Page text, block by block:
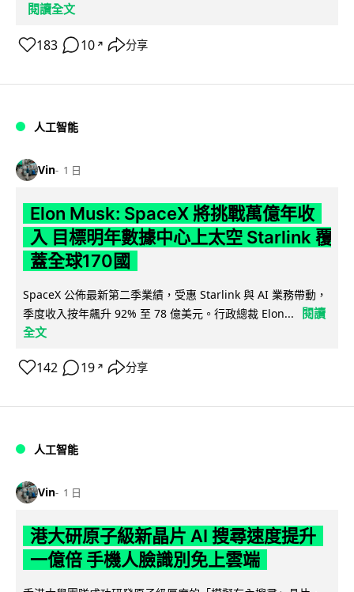
閱讀全文
183 10 ↗ 分享
人工智能
Vin 1 日
Elon Musk: SpaceX 將挑戰萬億年收
入 目標明年數據中心上太空 Starlink 覆
蓋全球170國
SpaceX 公佈最新第二季業績，受惠 Starlink 與 AI 業務帶動，
季度收入按年飆升 92% 至 78 億美元。行政總裁 Elon...
閱讀
全文
142 19 ↗ 分享
人工智能
Vin 1 日
港大研原子級新晶片 AI 搜尋速度提升
一億倍 手機人臉識別免上雲端